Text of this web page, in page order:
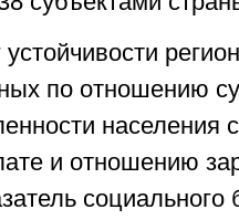
по отношению
населения
и отношению
социального